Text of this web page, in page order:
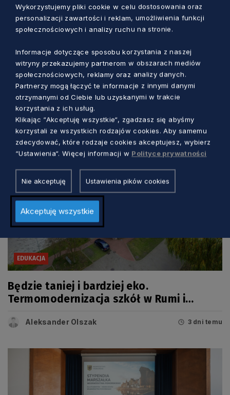
Zobacz także:Baltic Sea States Subregional
Co-operation.
Zobacz również
EDUKACJA
Będzie taniej i bardziej eko.
Termomodernizacja szkół w Rumi i
Aleksander Olszak 3 dni temu
Wykorzystujemy pliki cookie w celu dostosowania oraz
personalizacji zawartości i reklam, umożliwienia funkcji
społecznościowych i analizy ruchu na stronie.
Informacje dotyczące sposobu korzystania z naszej
witryny przekazujemy partnerom w obszarach mediów
społecznościowych, reklamy oraz analizy danych.
Partnerzy mogą łączyć te informacje z innymi danymi
otrzymanymi od Ciebie lub uzyskanymi w trakcie
korzystania z ich usług.
Klikając “Akceptuję wszystkie“, zgadzasz się abyśmy
korzystali ze wszystkich rodzajów cookies. Aby samemu
zdecydować, które rodzaje cookies akceptujesz, wybierz
“Ustawienia“. Więcej informacji w Polityce prywatności
Nie akceptuję Ustawienia pików cookies
Akceptuję wszystkie